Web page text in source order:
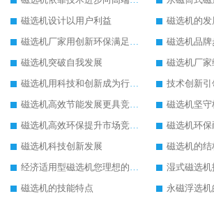
磁选机设计以用户利益
磁选机厂家用创新环保满足市发展
磁选机品
磁选机突破自我发展
磁选机厂
磁选机用科技和创新成为行业中的顶梁柱
技术创新
磁选机高效节能发展更具竞争力
磁选机高效环保提升市场竞争力
磁选机科技创新发展
磁选机的结
经济适用型磁选机您理想的选择
湿式磁选
磁选机的技能特点
永磁浮选